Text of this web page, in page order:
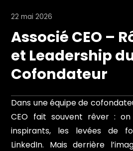
22 mai 2026
Associé CEO –
et Leadership
Cofondateur
Dans une équipe de
CEO fait souvent rêver :
inspirants, les levées de
LinkedIn. Mais derrière